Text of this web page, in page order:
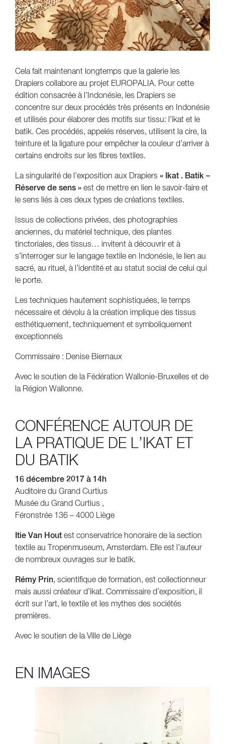
Cela fait maintenant longtemps que la galerie les
Drapiers collabore au projet EUROPALIA. Pour cette
édition consacrée à l’Indonésie, les Drapiers se
concentre sur deux procédés très présents en Indonésie
et utilisés pour élaborer des motifs sur tissu: l’ikat et le
batik. Ces procédés, appelés réserves, utilisent la cire, la
teinture et la ligature pour empêcher la couleur d’arriver à
certains endroits sur les fibres textiles.
La singularité de l’exposition aux Drapiers « Ikat . Batik –
Réserve de sens » est de mettre en lien le savoir-faire et
le sens liés à ces deux types de créations textiles.
Issus de collections privées, des photographies
anciennes, du matériel technique, des plantes
tinctoriales, des tissus… invitent à découvrir et à
s’interroger sur le langage textile en Indonésie, le lien au
sacré, au rituel, à l’identité et au statut social de celui qui
le porte.
Les techniques hautement sophistiquées, le temps
nécessaire et dévolu à la création implique des tissus
esthétiquement, techniquement et symboliquement
exceptionnels
Commissaire : Denise Biernaux
Avec le soutien de la Fédération Wallonie-Bruxelles et de
la Région Wallonne.
CONFÉRENCE AUTOUR DE
LA PRATIQUE DE L’IKAT ET
DU BATIK
16 décembre 2017 à 14h
Auditoire du Grand Curtius
Musée du Grand Curtius ,
Féronstrée 136 – 4000 Liège
Itie Van Hout est conservatrice honoraire de la section
textile au Tropenmuseum, Amsterdam. Elle est l’auteur
de nombreux ouvrages sur le batik.
Rémy Prin, scientifique de formation, est collectionneur
mais aussi créateur d’ikat. Commissaire d’exposition, il
écrit sur l’art, le textile et les mythes des sociétés
premières.
Avec le soutien de la Ville de Liège
EN IMAGES